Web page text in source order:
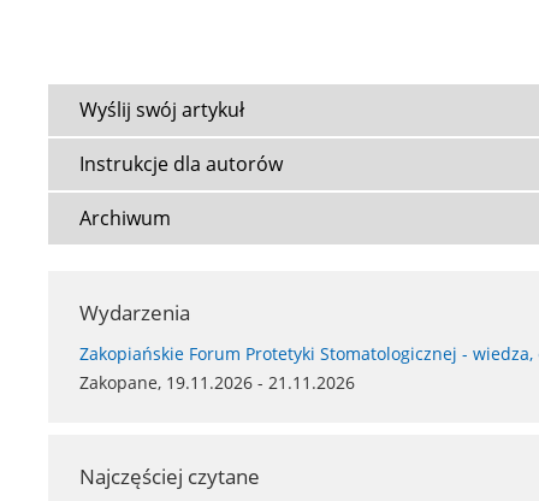
Wyślij swój artykuł
Instrukcje dla autorów
Archiwum
Wydarzenia
Zakopiańskie Forum Protetyki Stomatologicznej -
Zakopane, 19.11.2026 - 21.11.2026
Najczęściej czytane